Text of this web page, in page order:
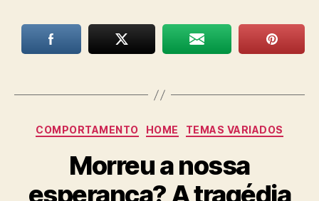
Categorias
COMPORTAMENTO HOME TEMAS VARIADOS
Morreu a nossa
esperança? A tragédia